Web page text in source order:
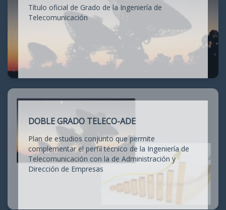
Título oficial de Grado de la Ingeniería de
Telecomunicación
DOBLE GRADO TELECO-ADE
Plan de estudios conjunto que permite
complementar el perfil técnico de la Ingeniería de
Telecomunicación con la de Administración y
Dirección de Empresas